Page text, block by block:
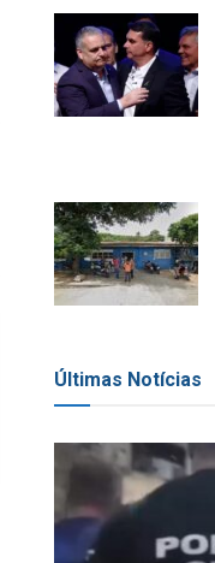
Últimas Notícias